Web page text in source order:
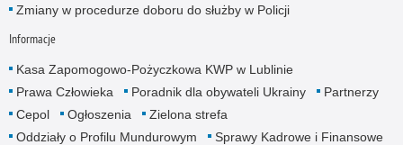
Zmiany w procedurze doboru do służby w Policji
Informacje
Kasa Zapomogowo-Pożyczkowa KWP w Lublinie
Prawa Człowieka
Poradnik dla obywateli Ukrainy
Partnerzy
Cepol
Ogłoszenia
Zielona strefa
Oddziały o Profilu Mundurowym
Sprawy Kadrowe i Finansowe